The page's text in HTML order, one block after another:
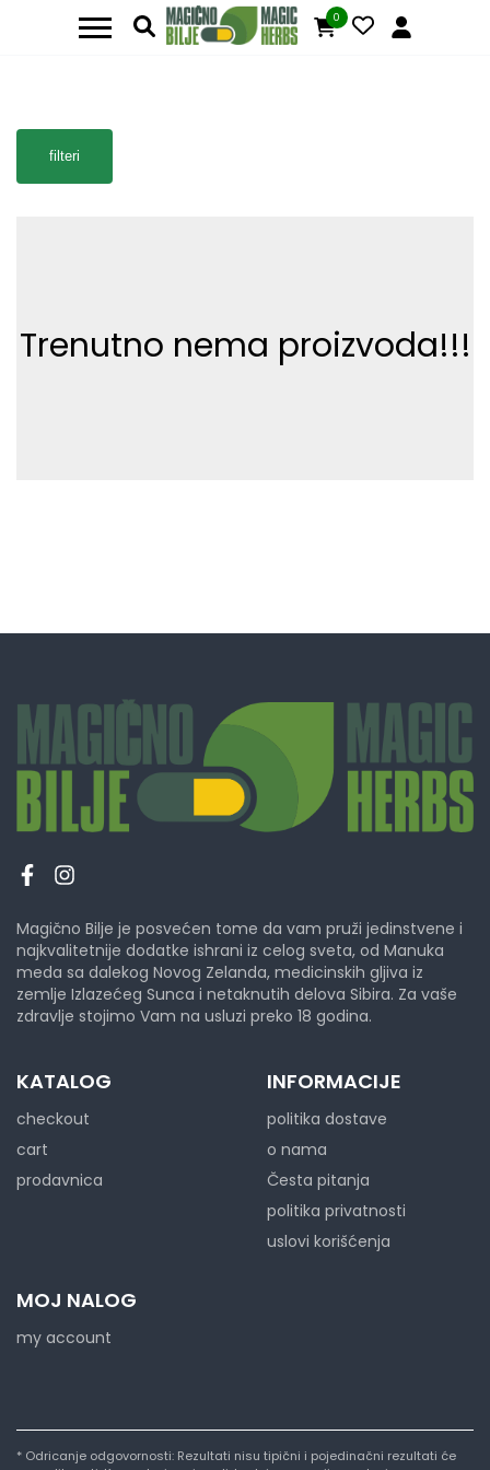
0
filteri
Trenutno nema proizvoda!!!
Magično Bilje je posvećen tome da vam pruži jedinstvene i
najkvalitetnije dodatke ishrani iz celog sveta, od Manuka
meda sa dalekog Novog Zelanda, medicinskih gljiva iz
zemlje Izlazećeg Sunca i netaknutih delova Sibira. Za vaše
zdravlje stojimo Vam na usluzi preko 18 godina.
KATALOG
checkout
cart
prodavnica
INFORMACIJE
politika dostave
o nama
Česta pitanja
politika privatnosti
uslovi korišćenja
MOJ NALOG
my account
* Odricanje odgovornosti: Rezultati nisu tipični i pojedinačni rezultati će